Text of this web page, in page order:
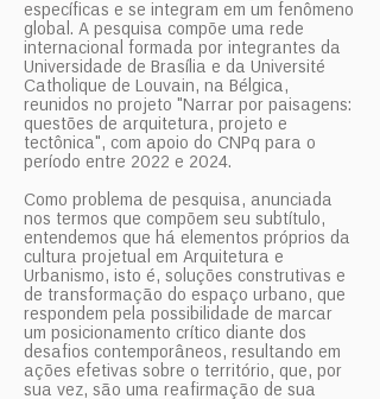
específicas e se integram em um fenômeno
global. A pesquisa compõe uma rede
internacional formada por integrantes da
Universidade de Brasília e da Université
Catholique de Louvain, na Bélgica,
reunidos no projeto "Narrar por paisagens:
questões de arquitetura, projeto e
tectônica", com apoio do CNPq para o
período entre 2022 e 2024.
Como problema de pesquisa, anunciada
nos termos que compõem seu subtítulo,
entendemos que há elementos próprios da
cultura projetual em Arquitetura e
Urbanismo, isto é, soluções construtivas e
de transformação do espaço urbano, que
respondem pela possibilidade de marcar
um posicionamento crítico diante dos
desafios contemporâneos, resultando em
ações efetivas sobre o território, que, por
sua vez, são uma reafirmação de sua